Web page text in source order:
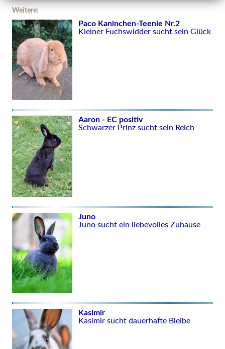
Weitere:
Paco Kaninchen-Teenie Nr.2
Kleiner Fuchswidder sucht sein Glück
Aaron - EC positiv
Schwarzer Prinz sucht sein Reich
Juno
Juno sucht ein liebevolles Zuhause
Kasimir
Kasimir sucht dauerhafte Bleibe